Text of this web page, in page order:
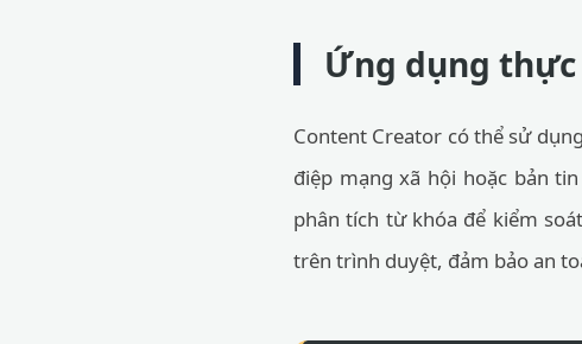
Ứng dụng
Content Creator có thể sử
điệp mạng xã hội hoặc bản
phân tích từ khóa để kiểm
trên trình duyệt, đảm bảo an